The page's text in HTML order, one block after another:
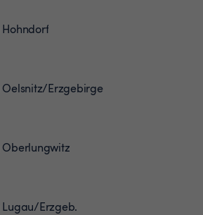
Hohndorf
Oelsnitz/Erzgebirge
Oberlungwitz
Lugau/Erzgeb.